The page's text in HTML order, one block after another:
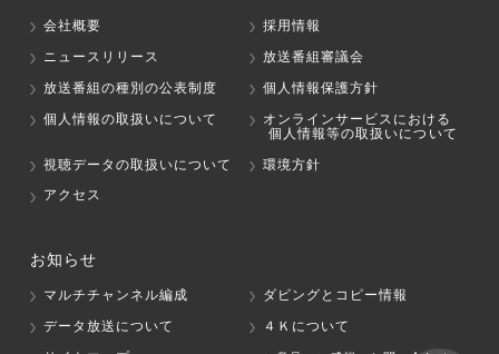
会社概要
採用情報
ニュースリリース
放送番組審議会
放送番組の種別の公表制度
個人情報保護方針
個人情報の取扱いについて
オンラインサービスにおける
個人情報等の取扱いについて
視聴データの取扱いについて
環境方針
アクセス
お知らせ
マルチチャンネル編成
ダビングとコピー情報
データ放送について
４Ｋについて